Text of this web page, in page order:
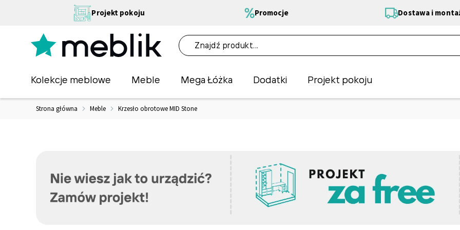
Projekt pokoju Promocje Dostawa i
Kolekcje meblowe Meble Mega Łóżka Dodatki Projekt pokoju
Strona główna Meble Krzesło obrotowe MID Stone